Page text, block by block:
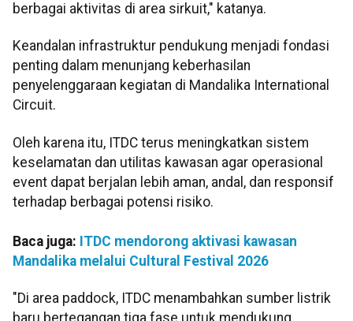
berbagai aktivitas di area sirkuit," katanya.
Keandalan infrastruktur pendukung menjadi fondasi
penting dalam menunjang keberhasilan
penyelenggaraan kegiatan di Mandalika International
Circuit.
Oleh karena itu, ITDC terus meningkatkan sistem
keselamatan dan utilitas kawasan agar operasional
event dapat berjalan lebih aman, andal, dan responsif
terhadap berbagai potensi risiko.
Baca juga: ITDC mendorong aktivasi kawasan
Mandalika melalui Cultural Festival 2026
"Di area paddock, ITDC menambahkan sumber listrik